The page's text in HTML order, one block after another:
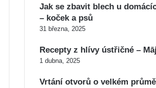
Jak se zbavit blech u
– koček a psů
31 března, 2025
Recepty z hlívy ústřičné –
1 dubna, 2025
Vrtání otvorů o velkém